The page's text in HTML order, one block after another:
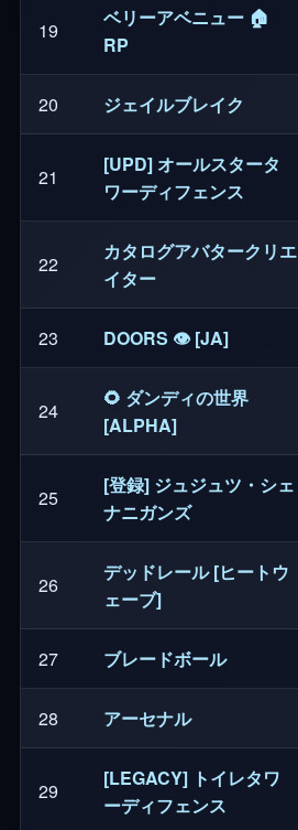
19
ベリーアベニュー 🏠
RP
20 ジェイルブレイク
21
[UPD] オールスタータ
ワーディフェンス
22
カタログアバタークリエ
イター
23 DOORS 👁️ [JA]
24
🌻 ダンディの世界
[ALPHA]
25
[登録] ジュジュツ・シェ
ナニガンズ
26
デッドレール [ヒートウ
ェーブ]
27 ブレードボール
28 アーセナル
29
[LEGACY] トイレタワ
ーディフェンス